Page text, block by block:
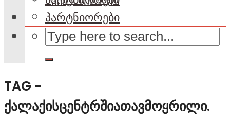
პარტნიორები
TAG -
ᲥᲐᲚᲐᲥᲘᲡᲪᲔᲜᲢᲠᲨᲘᲐᲗᲐᲕᲛᲝᲧᲠᲘᲚᲘ.